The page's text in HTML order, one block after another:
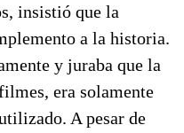
insistió que la
a la historia.
y juraba que la
era solamente
A pesar de